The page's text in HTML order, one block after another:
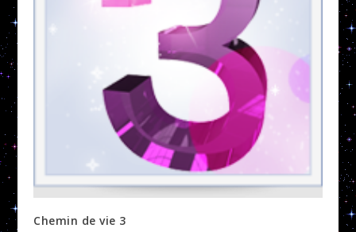
Chemin de vie 3